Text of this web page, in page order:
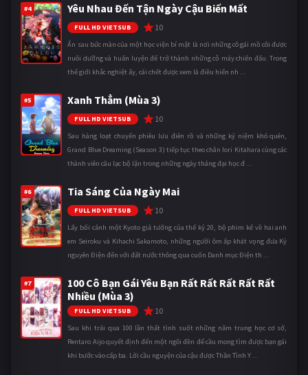
#4 Yêu Nhau Đến Tận Ngày Cậu Biến Mất
FULL HD VIETSUB 10
Ẩn sau bức màn của một học viện bí mật là nơi những cô gái mồ côi được
nuôi dưỡng và huấn luyện để trở thành những cỗ máy chiến đấu. Trong
thế giới khắc nghiệt ấy, cái chết được xem là điều hiển nh ...
#5 Xanh Thẳm (Mùa 3)
FULL HD VIETSUB 10
Sau hàng loạt chuyến phiêu lưu điên rồ và những kỷ niệm khó quên,
Grand Blue Dreaming (Season 3) tiếp tục theo chân Iori Kitahara cùng các
thành viên câu lạc bộ lặn trong những ngày tháng đại học đ ...
#6 Tia Sáng Của Ngày Mai
FULL HD VIETSUB 10
Lấy bối cảnh một Kyoto giả tưởng của thế kỷ 20, bộ phim kể về hai anh
em Seiroku và Kihachi Sakamoto, những người ôm ấp khát vọng đưa Kỷ
nguyên Điện đến với đất nước thông qua cuốn Danh mục Điện th ...
#7
100 Cô Bạn Gái Yêu Bạn Rất Rất Rất Rất Rất
Nhiều (Mùa 3)
FULL HD VIETSUB 10
Sau khi trải qua 100 lần thất tình suốt những năm trung học cơ sở,
Rentaro Aijo quyết định đến một ngôi đền để cầu mong tìm được bạn gái
khi bước vào cấp ba. Lời cầu nguyện của cậu được Thần Tình Y ...